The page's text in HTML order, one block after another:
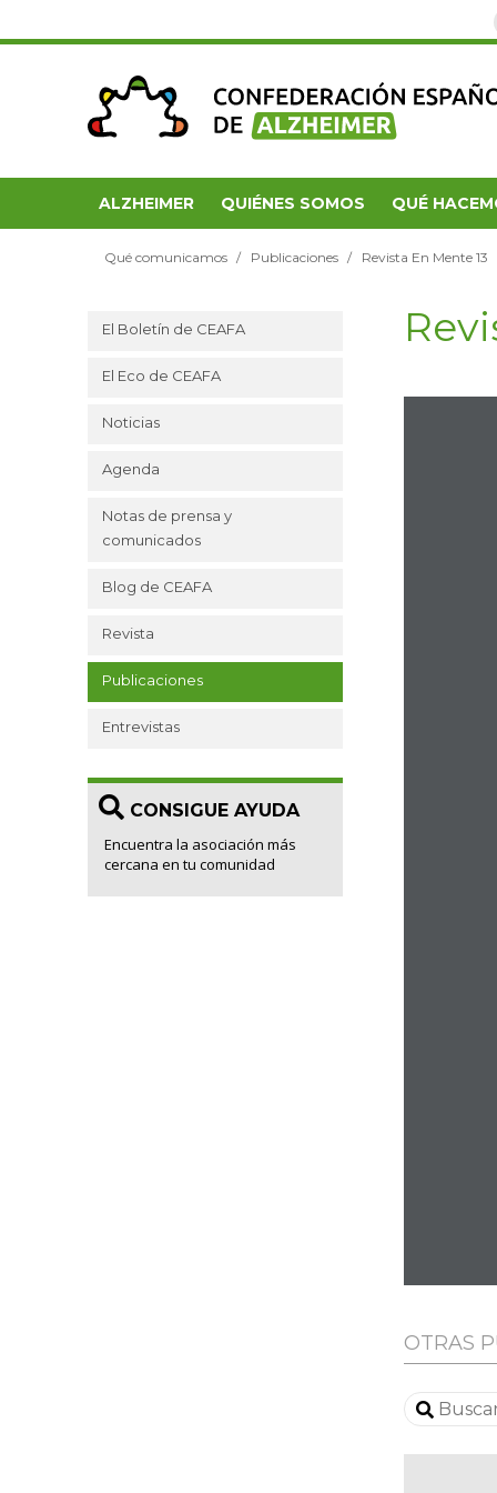
ALZHEIMER QUIÉNES SOMOS QUÉ
Qué comunicamos Publicaciones Revista En Mente 13
El Boletín de CEAFA
El Eco de CEAFA
Noticias
Agenda
Notas de prensa y
comunicados
Blog de CEAFA
Revista
Publicaciones
Entrevistas
CONSIGUE AYUDA
Encuentra la asociación más
cercana en tu comunidad
OTRAS